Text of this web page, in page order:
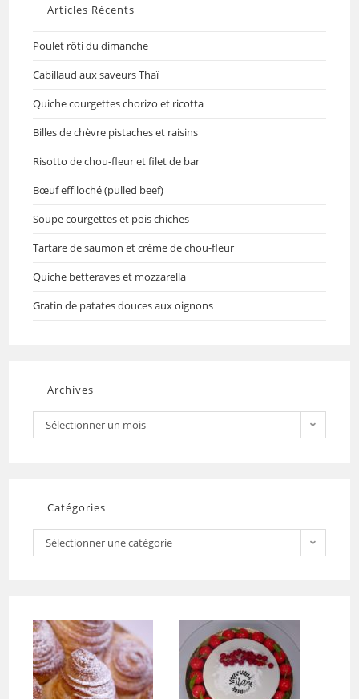
Articles Récents
Poulet rôti du dimanche
Cabillaud aux saveurs Thaï
Quiche courgettes chorizo et ricotta
Billes de chèvre pistaches et raisins
Risotto de chou-fleur et filet de bar
Bœuf effiloché (pulled beef)
Soupe courgettes et pois chiches
Tartare de saumon et crème de chou-fleur
Quiche betteraves et mozzarella
Gratin de patates douces aux oignons
Archives
Sélectionner un mois
Catégories
Sélectionner une catégorie